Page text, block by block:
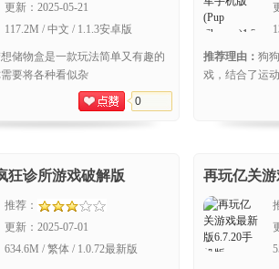
更新： 2025-05-21
117.2M / 中文 / 1.1.3安卓版
储物盒是一款玩法简单又有趣的
要将各种看似杂
0
推荐理由： 狗
戏，结合了运
狂诊所游戏破解版
推荐：
更新： 2025-07-01
634.6M / 繁体 / 1.0.72最新版
再玩亿关